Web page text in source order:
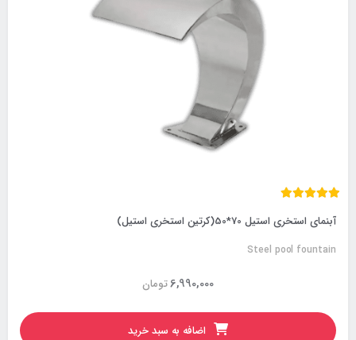
آبنمای استخری استیل 70*50(کرتین استخری استیل)
Steel pool fountain
تومان6,990,000
اضافه به سبد خرید